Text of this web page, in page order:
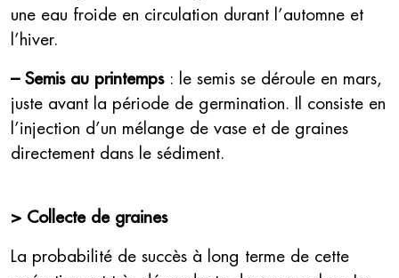
une eau froide en circulation durant l’automne et
l’hiver.
– Semis au printemps: le semis se déroule en mars,
juste avant la période de germination. Il consiste en
l’injection d’un mélange de vase et de graines
directement dans le sédiment.
> Collecte de graines
La probabilité de succès à long terme de cette